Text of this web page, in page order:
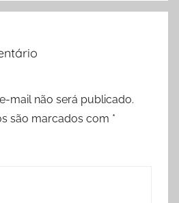
mail não será publicado.
são marcados com *